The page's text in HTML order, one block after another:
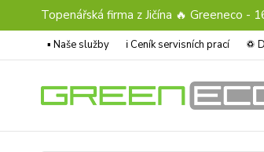
Topenářská firma z Jičína 🔥 Greeneco
▪️ Naše služby ℹ︎ Ceník servisních prací ♽